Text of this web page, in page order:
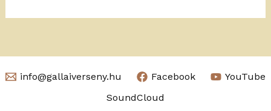
info@gallaiverseny.hu Facebook
YouTube
SoundCloud